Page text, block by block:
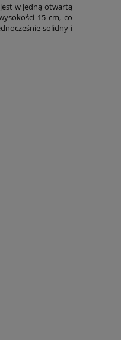
w jedną otwartą
15 cm, co
solidny i